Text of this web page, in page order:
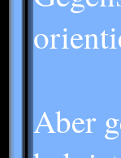
Aber